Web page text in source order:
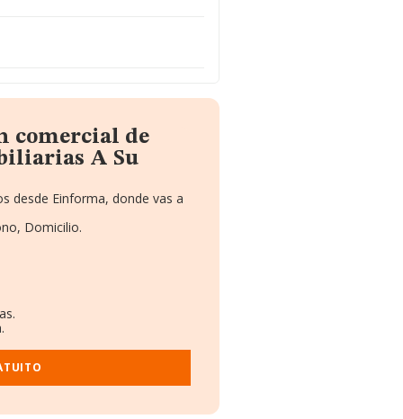
comercial de
A Su
desde Einforma, donde vas a
Domicilio.